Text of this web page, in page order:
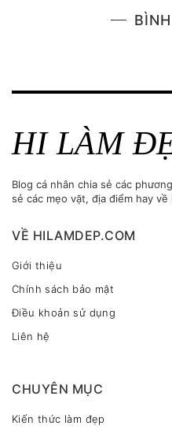
HI LÀM
Blog cá nhân chia sẻ các
sẻ các mẹo vặt, địa điểm hay về
VỀ HILAMDEP.COM
Giới thiệu
Chính sách bảo mật
Điều khoản sử dụng
Liên hệ
CHUYÊN MỤC
Kiến thức làm đẹp